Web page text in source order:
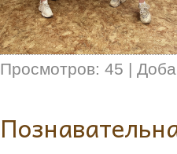
Просмотров: 45 |